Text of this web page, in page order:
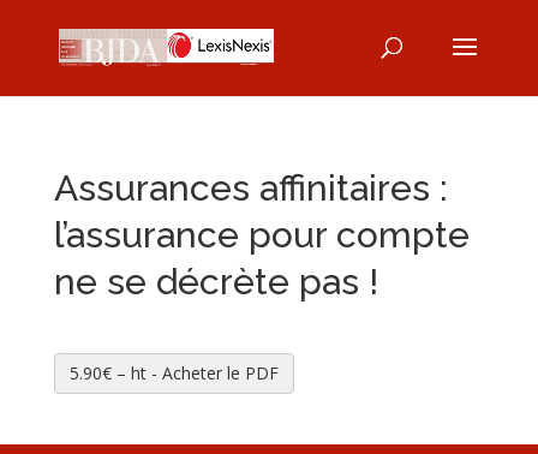
Assurances affinitaires :
l’assurance pour compte
ne se décrète pas !
5.90€ – ht - Acheter le PDF